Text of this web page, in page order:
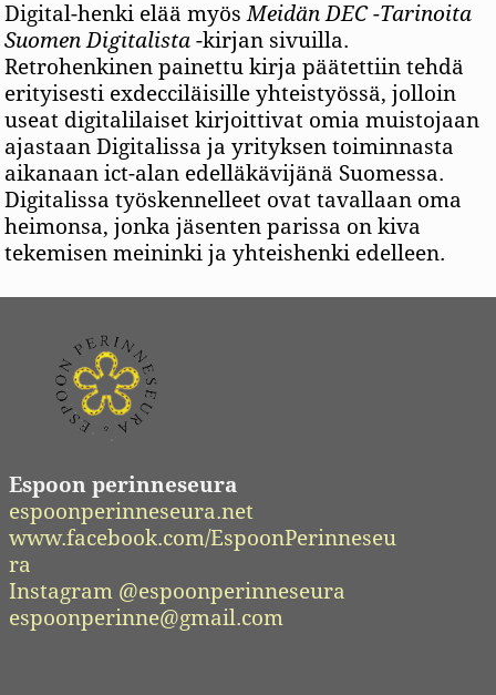
Digital-henki elää myösMeidän DEC -Tarinoita
Suomen Digitalista -kirjan sivuilla.
Retrohenkinen painettu kirja päätettiin tehdä
erityisesti exdecciläisille yhteistyössä, jolloin
useat digitalilaiset kirjoittivat omia muistojaan
ajastaan Digitalissa ja yrityksen toiminnasta
aikanaan ict-alan edelläkävijänä Suomessa.
Digitalissa työskennelleet ovat tavallaan oma
heimonsa, jonka jäsenten parissa on kiva
tekemisen meininki ja yhteishenki edelleen.
Espoon perinneseura
espoonperinneseura.net
www.facebook.com/EspoonPerinneseu
ra
Instagram @espoonperinneseura
espoonperinne@gmail.com